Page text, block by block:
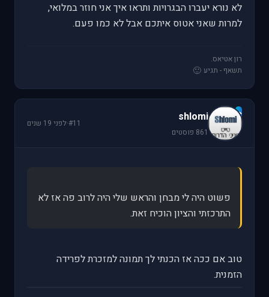
לא נורא יעברו הבגרויות ותראו איך אני חוזר במלואי,
למרות שאני אטוס איתכם אבל לא כמו פעם.
רון אטיאס.
תשאף - תגיע 🙂
s
shlomi
861 פוסטים
#11
·לפני 19 שנים
פשוט היה לי מבחן והראש שלי היה לרוב פה אז לא
התרכזתי והציון הוכיח זאת.
טוב אם ככה אז הכנתי לך תמונה למזכרת לפרידה
הזמנית.